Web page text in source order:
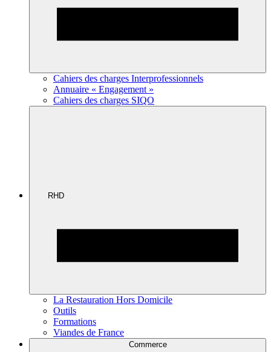
Cahiers des charges Interprofessionnels
Annuaire « Engagement »
Cahiers des charges SIQO
RHD
La Restauration Hors Domicile
Outils
Formations
Viandes de France
Commerce